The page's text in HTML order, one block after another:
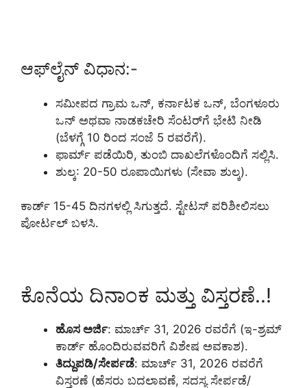
ಆಫ್‌ಲೈನ್ ವಿಧಾನ:-
ಸಮೀಪದ ಗ್ರಾಮ ಒನ್, ಕರ್ನಾಟಕ ಒನ್, ಬೆಂಗಳೂರು
ಒನ್ ಅಥವಾ ನಾಡಕಚೇರಿ ಸೆಂಟರ್‌ಗೆ ಭೇಟಿ ನೀಡಿ
(ಬೆಳಗ್ಗೆ 10 ರಿಂದ ಸಂಜೆ 5 ರವರೆಗೆ).
ಫಾರ್ಮ್ ಪಡೆಯಿರಿ, ತುಂಬಿ ದಾಖಲೆಗಳೊಂದಿಗೆ ಸಲ್ಲಿಸಿ.
ಶುಲ್ಕ: 20-50 ರೂಪಾಯಿಗಳು (ಸೇವಾ ಶುಲ್ಕ).
ಕಾರ್ಡ್ 15-45 ದಿನಗಳಲ್ಲಿ ಸಿಗುತ್ತದೆ. ಸ್ಟೇಟಸ್ ಪರಿಶೀಲಿಸಲು
ಪೋರ್ಟಲ್ ಬಳಸಿ.
ಕೊನೆಯ ದಿನಾಂಕ ಮತ್ತು ವಿಸ್ತರಣೆ..!
ಹೊಸ ಅರ್ಜಿ: ಮಾರ್ಚ್ 31, 2026 ರವರೆಗೆ (ಇ-ಶ್ರಮ್
ಕಾರ್ಡ್ ಹೊಂದಿರುವವರಿಗೆ ವಿಶೇಷ ಅವಕಾಶ).
ತಿದ್ದುಪಡಿ/ಸೇರ್ಪಡೆ: ಮಾರ್ಚ್ 31, 2026 ರವರೆಗೆ
ವಿಸ್ತರಣೆ (ಹೆಸರು ಬದಲಾವಣೆ, ಸದಸ್ಯ ಸೇರ್ಪಡೆ/